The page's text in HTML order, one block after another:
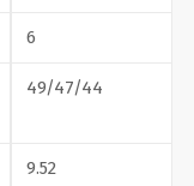
6
49/47/44
9.52